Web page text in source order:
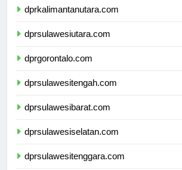
dprkalimantanutara.com
dprsulawesiutara.com
dprgorontalo.com
dprsulawesitengah.com
dprsulawesibarat.com
dprsulawesiselatan.com
dprsulawesitenggara.com